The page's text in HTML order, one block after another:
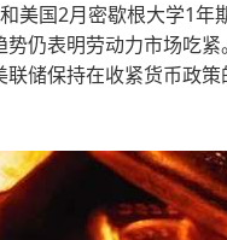
美国2月密歇根大学1年
仍表明劳动力市场吃
储保持在收紧货币政